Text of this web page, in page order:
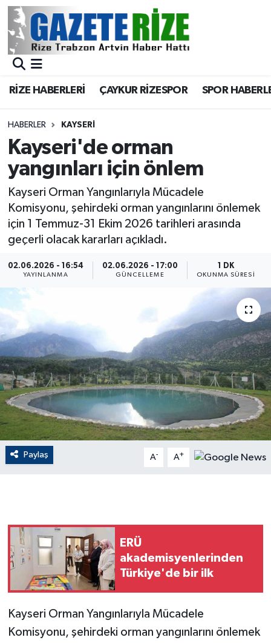
RİZE HABERLERİ ÇAYKUR RİZESPOR SPOR
HABERLER KAYSERI
Kayseri'de orman
yangınları için önlem
Kayseri Orman Yangınlarıyla Mücadele
Komisyonu, şehirdeki orman yangınlarını önlemek
için 1 Temmuz-31 Ekim 2026 tarihleri arasında
geçerli olacak kararları açıkladı.
02.06.2026 - 16:54
YAYINLANMA
02.06.2026 - 17:00
GÜNCELLEME
1 DK
OKUNMA SÜRESI
Paylaş A- A+
ERÜ
akademisyenlerinden
Türkiye'de bir ilk
Kayseri Orman Yangınlarıyla Mücadele
Komisyonu, şehirdeki orman yangınlarını önlemek
BÖLGEMİZ
Asayiş
Rize Jandarma Komutanlığı
Bilim Teknoloji
Canlı Maç
Dış Haberler
Dünya
EĞİTİM
EKONOMİ
English News
Gayrimenkul
GENEL
Güvenlik
Merkez Nöbetçi Eczaneler
Merkez Trafik Yoğunluk Haritası
Süper Lig Puan Durumu ve Fikstür
Tüm Manşetler
Son Dakika Haberleri